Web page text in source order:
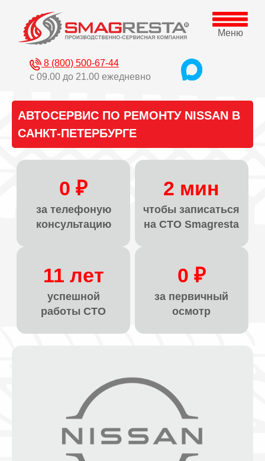
Меню
8 (800) 500-67-44
с 09.00 до 21.00 ежедневно
АВТОСЕРВИС ПО РЕМОНТУ NISSAN В
САНКТ-ПЕТЕРБУРГЕ
0 ₽
за телефоную
консультацию
2 мин
чтобы записаться
на СТО Smagresta
11 лет
успешной
работы СТО
0 ₽
за первичный
осмотр